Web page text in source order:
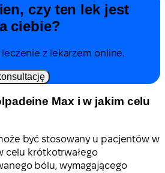
czy ten lek jest
ciebie?
z lekarzem online.
Max i w jakim celu
być stosowany u pacjentów w
celu krótkotrwałego
bólu, wymagającego